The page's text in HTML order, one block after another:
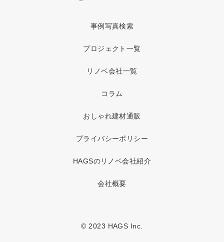
事例写真検索
プロジェクト一覧
リノベ会社一覧
コラム
おしゃれ建材通販
プライバシーポリシー
HAGSのリノベ会社紹介
会社概要
© 2023 HAGS Inc.